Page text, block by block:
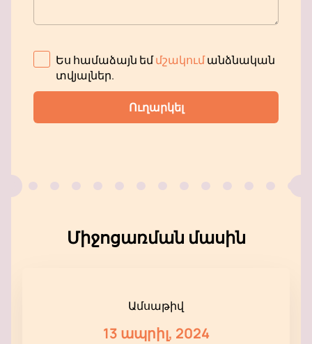
Ես համաձայն եմմշակումանձնական
տվյալներ.
Ուղարկել
Միջոցառման մասին
Ամսաթիվ
13 ապրիլ, 2024